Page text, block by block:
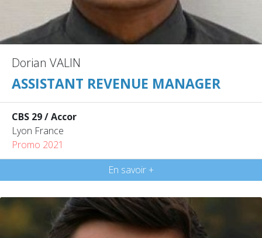
Dorian VALIN
ASSISTANT REVENUE MANAGER
CBS 29 / Accor
Lyon France
Promo 2021
En savoir +